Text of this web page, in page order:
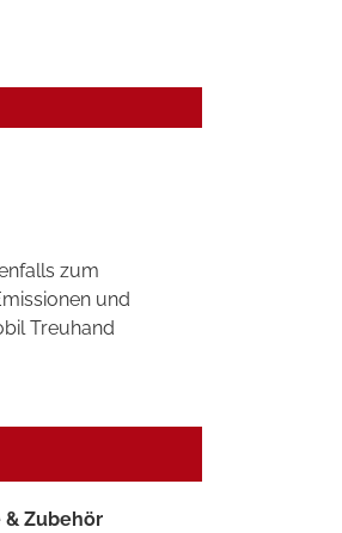
zum
und
Treuhand
& Zubehör